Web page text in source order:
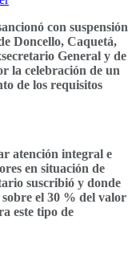
con suspensión
Doncello, Caquetá,
General y de
la celebración de un
de los requisitos
atención integral e
en situación de
suscribió y donde
sobre el 30 % del valor
este tipo de